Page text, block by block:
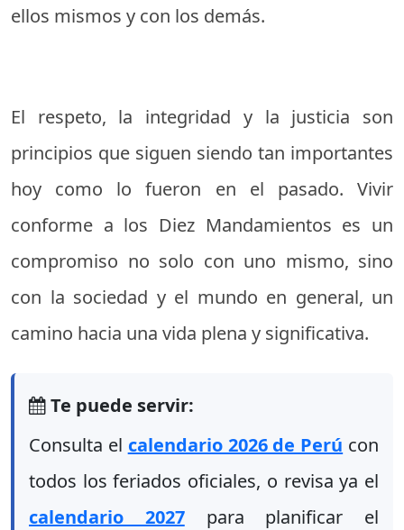
ellos mismos y con los demás.
El respeto, la integridad y la justicia son
principios que siguen siendo tan importantes
hoy como lo fueron en el pasado. Vivir
conforme a los Diez Mandamientos es un
compromiso no solo con uno mismo, sino
con la sociedad y el mundo en general, un
camino hacia una vida plena y significativa.
Te puede servir:
Consulta el calendario 2026 de Perú con
todos los feriados oficiales, o revisa ya el
calendario 2027para planificar el